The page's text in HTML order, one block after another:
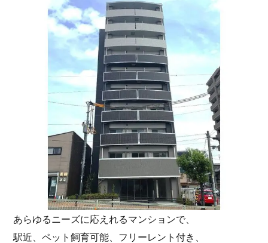
あらゆるニーズに応えれるマンションで、
駅近、ペット飼育可能、フリーレント付き、